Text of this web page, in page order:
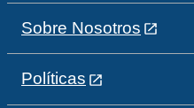
Sobre Nosotros
Políticas